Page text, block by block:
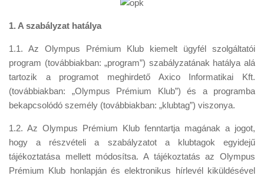
1. A szabályzat hatálya
1.1. Az Olympus Prémium Klub kiemelt ügyfél szolgáltatói
program (továbbiakban: „program”) szabályzatának hatálya alá
tartozik a programot meghirdető Axico Informatikai Kft.
(továbbiakban: „Olympus Prémium Klub”) és a programba
bekapcsolódó személy (továbbiakban: „klubtag”) viszonya.
1.2. Az Olympus Prémium Klub fenntartja magának a jogot,
hogy a részvételi a szabályzatot a klubtagok egyidejű
tájékoztatása mellett módosítsa. A tájékoztatás az Olympus
Prémium Klub honlapján és elektronikus hírlevél kiküldésével